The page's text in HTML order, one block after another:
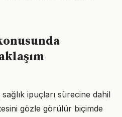
ipuçları sürecine dahil
gözle görülür biçimde